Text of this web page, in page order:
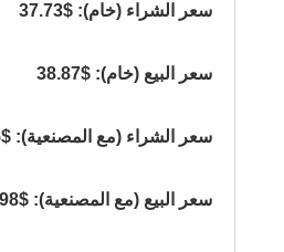
سعر الشراء (خام): $37.73
سعر البيع (خام): $38.87
سعر الشراء (مع المصنعية): $40.75
سعر البيع (مع المصنعية): $41.98